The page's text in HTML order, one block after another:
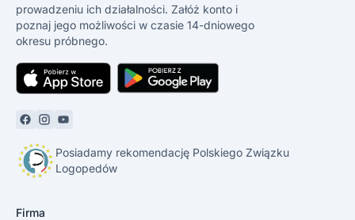
prowadzeniu ich działalności. Załóż konto i
poznaj jego możliwości w czasie 14-dniowego
okresu próbnego.
Posiadamy rekomendację Polskiego Związku
Logopedów
Firma